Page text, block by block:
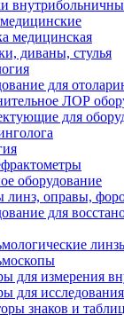
медицинская
диваны, стулья
для
ЛОР
для
оборудование
линз, оправы,
для
для измерения
для
знаков и